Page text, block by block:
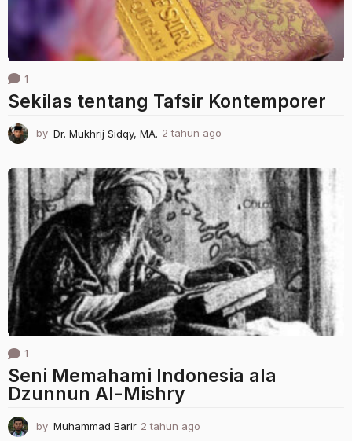
1
Sekilas tentang Tafsir Kontemporer
by Dr. Mukhrij Sidqy, MA. 2 tahun ago
h
u
n
a
g
o
1
Seni Memahami Indonesia ala
Dzunnun Al-Mishry
by Muhammad Barir 2 tahun ago